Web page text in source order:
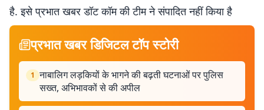
है. इसे प्रभात खबर डॉट कॉम की टीम ने संपादित नहीं किया है
प्रभात खबर डिजिटल टॉप स्टोरी
1 नाबालिग लड़कियों के भागने की बढ़ती घटनाओं पर पुलिस
सख्त, अभिभावकों से की अपील